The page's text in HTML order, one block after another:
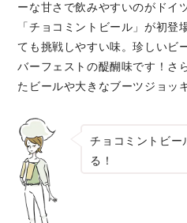
ーな甘さで飲みやすいのがドイ
「チョコミントビール」が初登
ても挑戦しやすい味。珍しいビ
バーフェストの醍醐味です！さ
たビールや大きなブーツジョッ
チョコミントビー
る！